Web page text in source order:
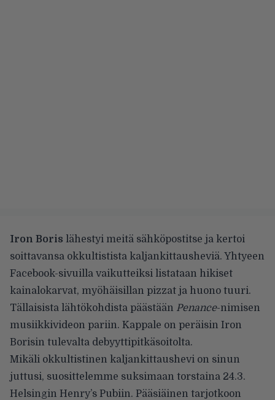
Iron Boris lähestyi meitä sähköpostitse ja kertoi
soittavansa okkultistista kaljankittausheviä. Yhtyeen
Facebook-sivuilla vaikutteiksi listataan hikiset
kainalokarvat, myöhäisillan pizzat ja huono tuuri.
Tällaisista lähtökohdista päästään Penance-nimisen
musiikkivideon pariin. Kappale on peräisin Iron
Borisin tulevalta debyyttipitkäsoitolta.
Mikäli okkultistinen kaljankittaushevi on sinun
juttusi, suosittelemme suksimaan torstaina 24.3.
Helsingin Henry’s Pubiin. Pääsiäinen tarjotkoon